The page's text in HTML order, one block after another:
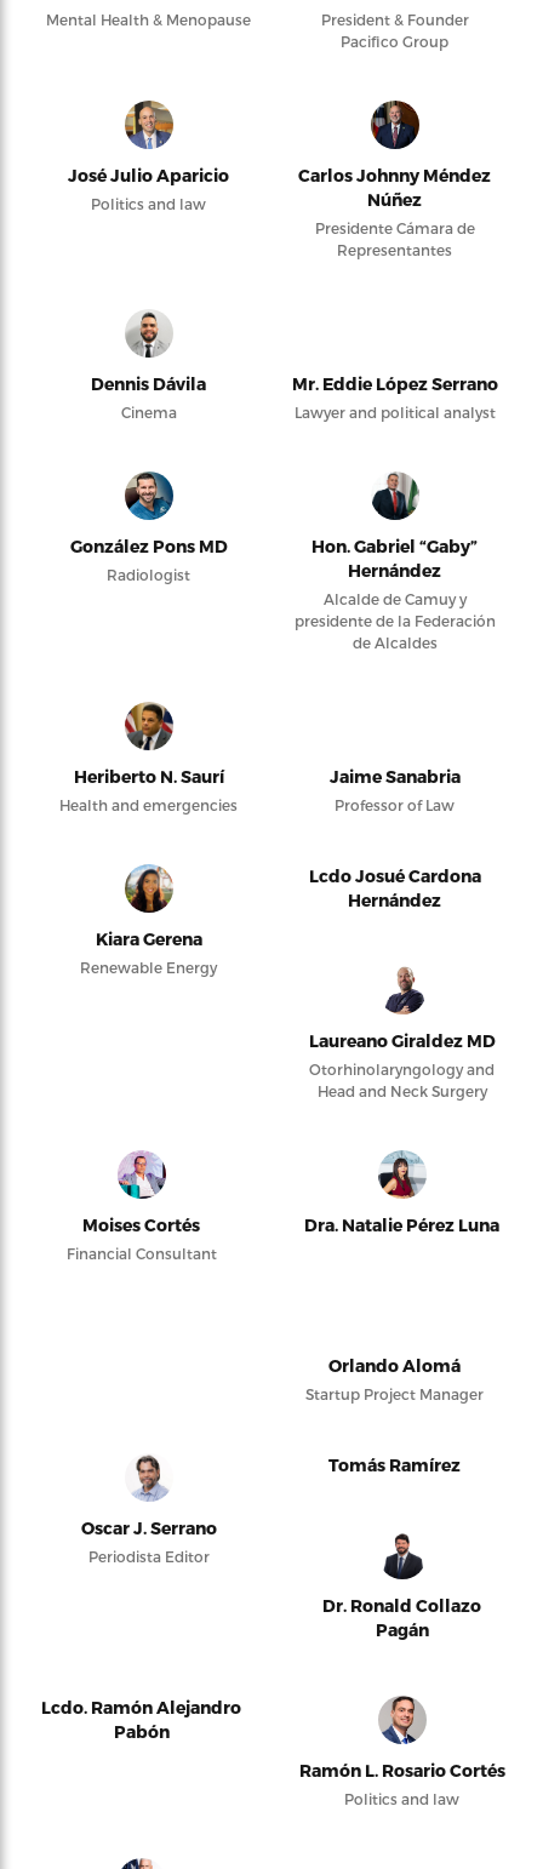
Mental Health & Menopause
President & Founder
Pacifico Group
José Julio Aparicio
Politics and law
Carlos Johnny Méndez
Núñez
Presidente Cámara de
Representantes
Dennis Dávila
Cinema
Mr. Eddie López Serrano
Lawyer and political analyst
González Pons MD
Radiologist
Hon. Gabriel “Gaby”
Hernández
Alcalde de Camuy y
presidente de la Federación
de Alcaldes
Heriberto N. Saurí
Health and emergencies
Jaime Sanabria
Professor of Law
Kiara Gerena
Renewable Energy
Lcdo Josué Cardona
Hernández
Laureano Giraldez MD
Otorhinolaryngology and
Head and Neck Surgery
Moises Cortés
Financial Consultant
Dra. Natalie Pérez Luna
Orlando Alomá
Startup Project Manager
Oscar J. Serrano
Periodista Editor
Tomás Ramírez
Dr. Ronald Collazo
Pagán
Lcdo. Ramón Alejandro
Pabón
Ramón L. Rosario Cortés
Politics and law